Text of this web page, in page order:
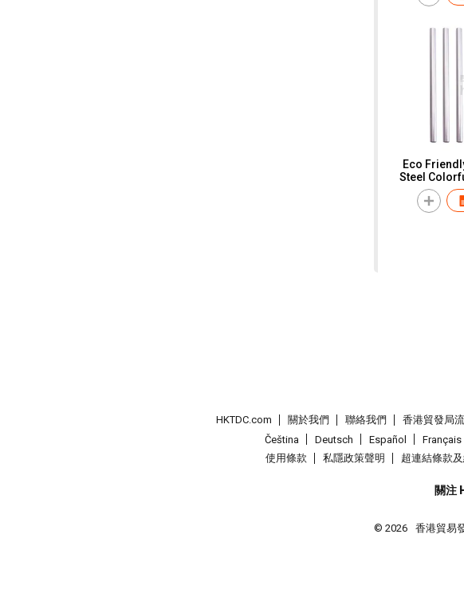
Eco
Steel
HKTDC.com 關於我們 聯絡我們 香港貿發局
Čeština
Deutsch Español Français
使用條款
私隱政策聲明 超連結條款及
關注
© 2026 香港貿易